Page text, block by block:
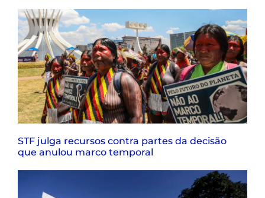
STF julga recursos contra partes da decisão
que anulou marco temporal